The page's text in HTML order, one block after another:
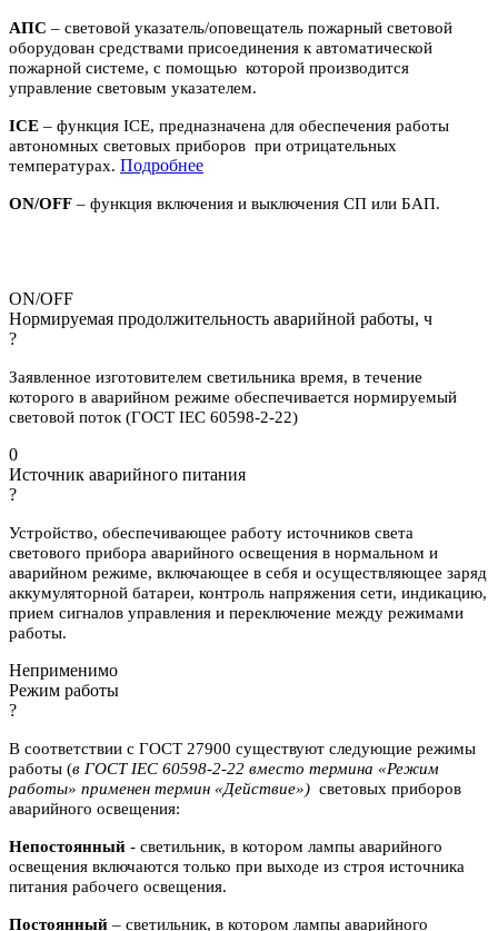
АПС – световой указатель/оповещатель пожарный световой
оборудован средствами присоединения к автоматической
пожарной системе, с помощью которой производится
управление световым указателем.
ICE – функция ICE, предназначена для обеспечения работы
автономных световых приборов при отрицательных
температурах. Подробнее
ON/OFF – функция включения и выключения СП или БАП.
ON/OFF
Нормируемая продолжительность аварийной работы, ч
?
Заявленное изготовителем светильника время, в течение
которого в аварийном режиме обеспечивается нормируемый
световой поток (ГОСТ IEC 60598-2-22)
0
Источник аварийного питания
?
Устройство, обеспечивающее работу источников света
светового прибора аварийного освещения в нормальном и
аварийном режиме, включающее в себя и осуществляющее заряд
аккумуляторной батареи, контроль напряжения сети, индикацию,
прием сигналов управления и переключение между режимами
работы.
Неприменимо
Режим работы
?
В соответствии с ГОСТ 27900 существуют следующие режимы
работы (в ГОСТ IEC 60598-2-22 вместо термина «Режим
работы» применен термин «Действие») световых приборов
аварийного освещения:
Непостоянный - светильник, в котором лампы аварийного
освещения включаются только при выходе из строя источника
питания рабочего освещения.
Постоянный – светильник, в котором лампы аварийного